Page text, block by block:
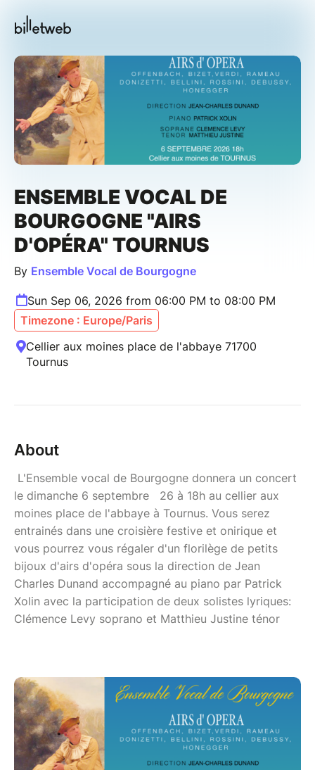
ENSEMBLE VOCAL DE
BOURGOGNE "AIRS
D'OPÉRA" TOURNUS
By Ensemble Vocal de Bourgogne
Sun Sep 06, 2026 from 06:00 PM to 08:00 PM
Timezone : Europe/Paris
Cellier aux moines place de l'abbaye 71700
Tournus
About
L'Ensemble vocal de Bourgogne donnera un concert
le dimanche 6 septembre 26 à 18h au cellier aux
moines place de l'abbaye à Tournus. Vous serez
entrainés dans une croisière festive et onirique et
vous pourrez vous régaler d'un florilège de petits
bijoux d'airs d'opéra sous la direction de Jean
Charles Dunand accompagné au piano par Patrick
Xolin avec la participation de deux solistes lyriques:
Clémence Levy soprano et Matthieu Justine ténor